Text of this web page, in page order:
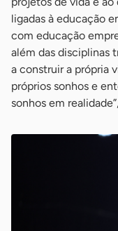
ligadas à educação
com educação
além das disciplinas
a construir a própria
próprios sonhos e
sonhos em